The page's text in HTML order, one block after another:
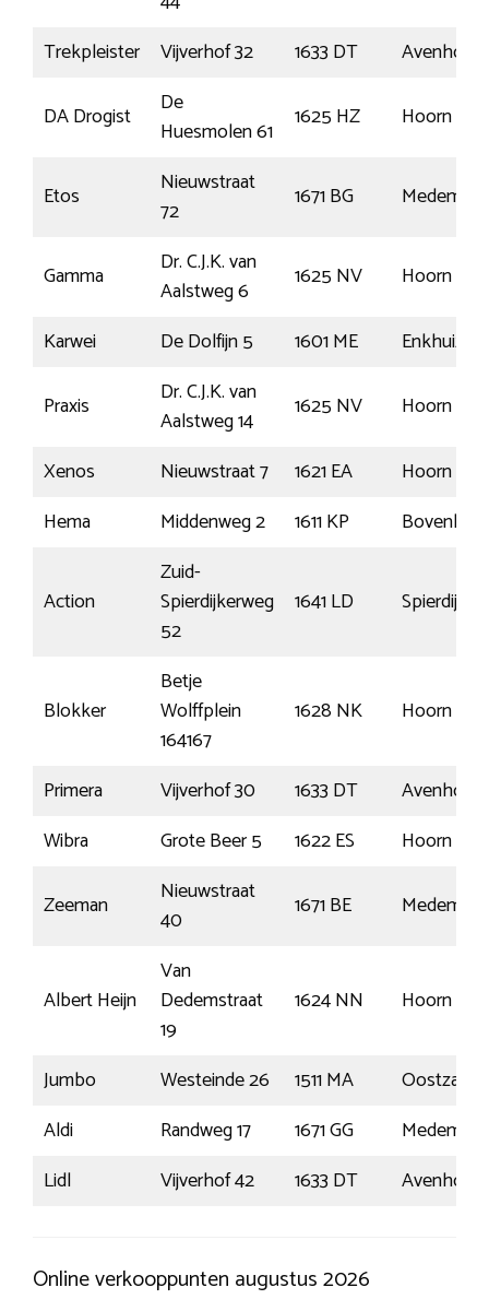
Trekpleister
Vijverhof 32 1633 DT
Avenhorn
DA Drogist
De
Huesmolen 61
1625 HZ Hoorn Nh
Etos
Nieuwstraat
72
1671 BG Medemblik
Gamma
Dr. C.J.K. van
Aalstweg 6
1625 NV
Hoorn
Karwei
De Dolfijn 5 1601 ME
Enkhuizen
Praxis
Dr. C.J.K. van
Aalstweg 14
1625 NV
Hoorn
Xenos
Nieuwstraat 7 1621 EA
Hoorn
Hema
Middenweg 2 1611 KP
Action
Zuid-
Spierdijkerweg
52
1641 LD Spierdijk
Blokker
Betje
Wolffplein
164167
1628 NK Hoorn
Primera Vijverhof 30 1633 DT
Avenhorn
Wibra
Grote Beer 5 1622 ES
Hoorn
Zeeman
Nieuwstraat
40
1671 BE Medemblik
Albert Heijn
Van
Dedemstraat
19
1624 NN Hoorn
Jumbo Westeinde 26 1511 MA
Oostzaan
Aldi
Randweg 17 1671 GG
Medemblik
Lidl
Vijverhof 42 1633 DT Avenhorn
Online verkooppunten augustus 2026